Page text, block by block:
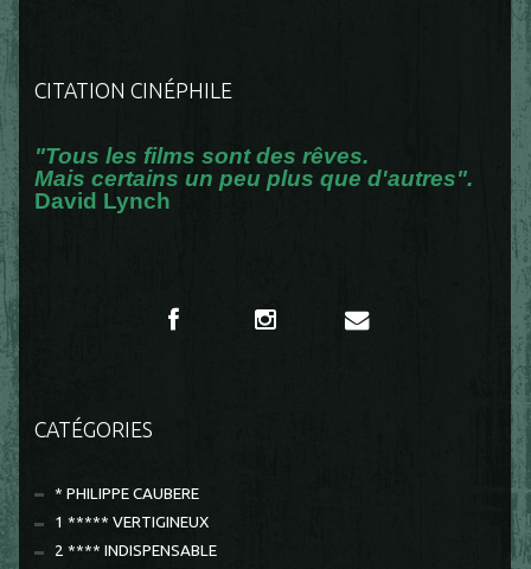
CITATION CINÉPHILE
"Tous les films sont des rêves.
Mais certains un peu plus que d'autres".
David Lynch
CATÉGORIES
* PHILIPPE CAUBERE
1 ***** VERTIGINEUX
2 **** INDISPENSABLE